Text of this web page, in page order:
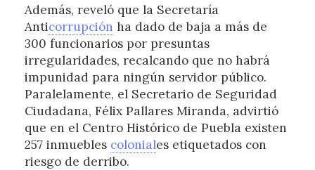
Además, reveló que la Secretaría
Anticorrupción ha dado de baja a más de
300 funcionarios por presuntas
irregularidades, recalcando que no habrá
impunidad para ningún servidor público.
Paralelamente, el Secretario de Seguridad
Ciudadana, Félix Pallares Miranda, advirtió
que en el Centro Histórico de Puebla existen
257 inmuebles coloniales etiquetados con
riesgo de derribo.